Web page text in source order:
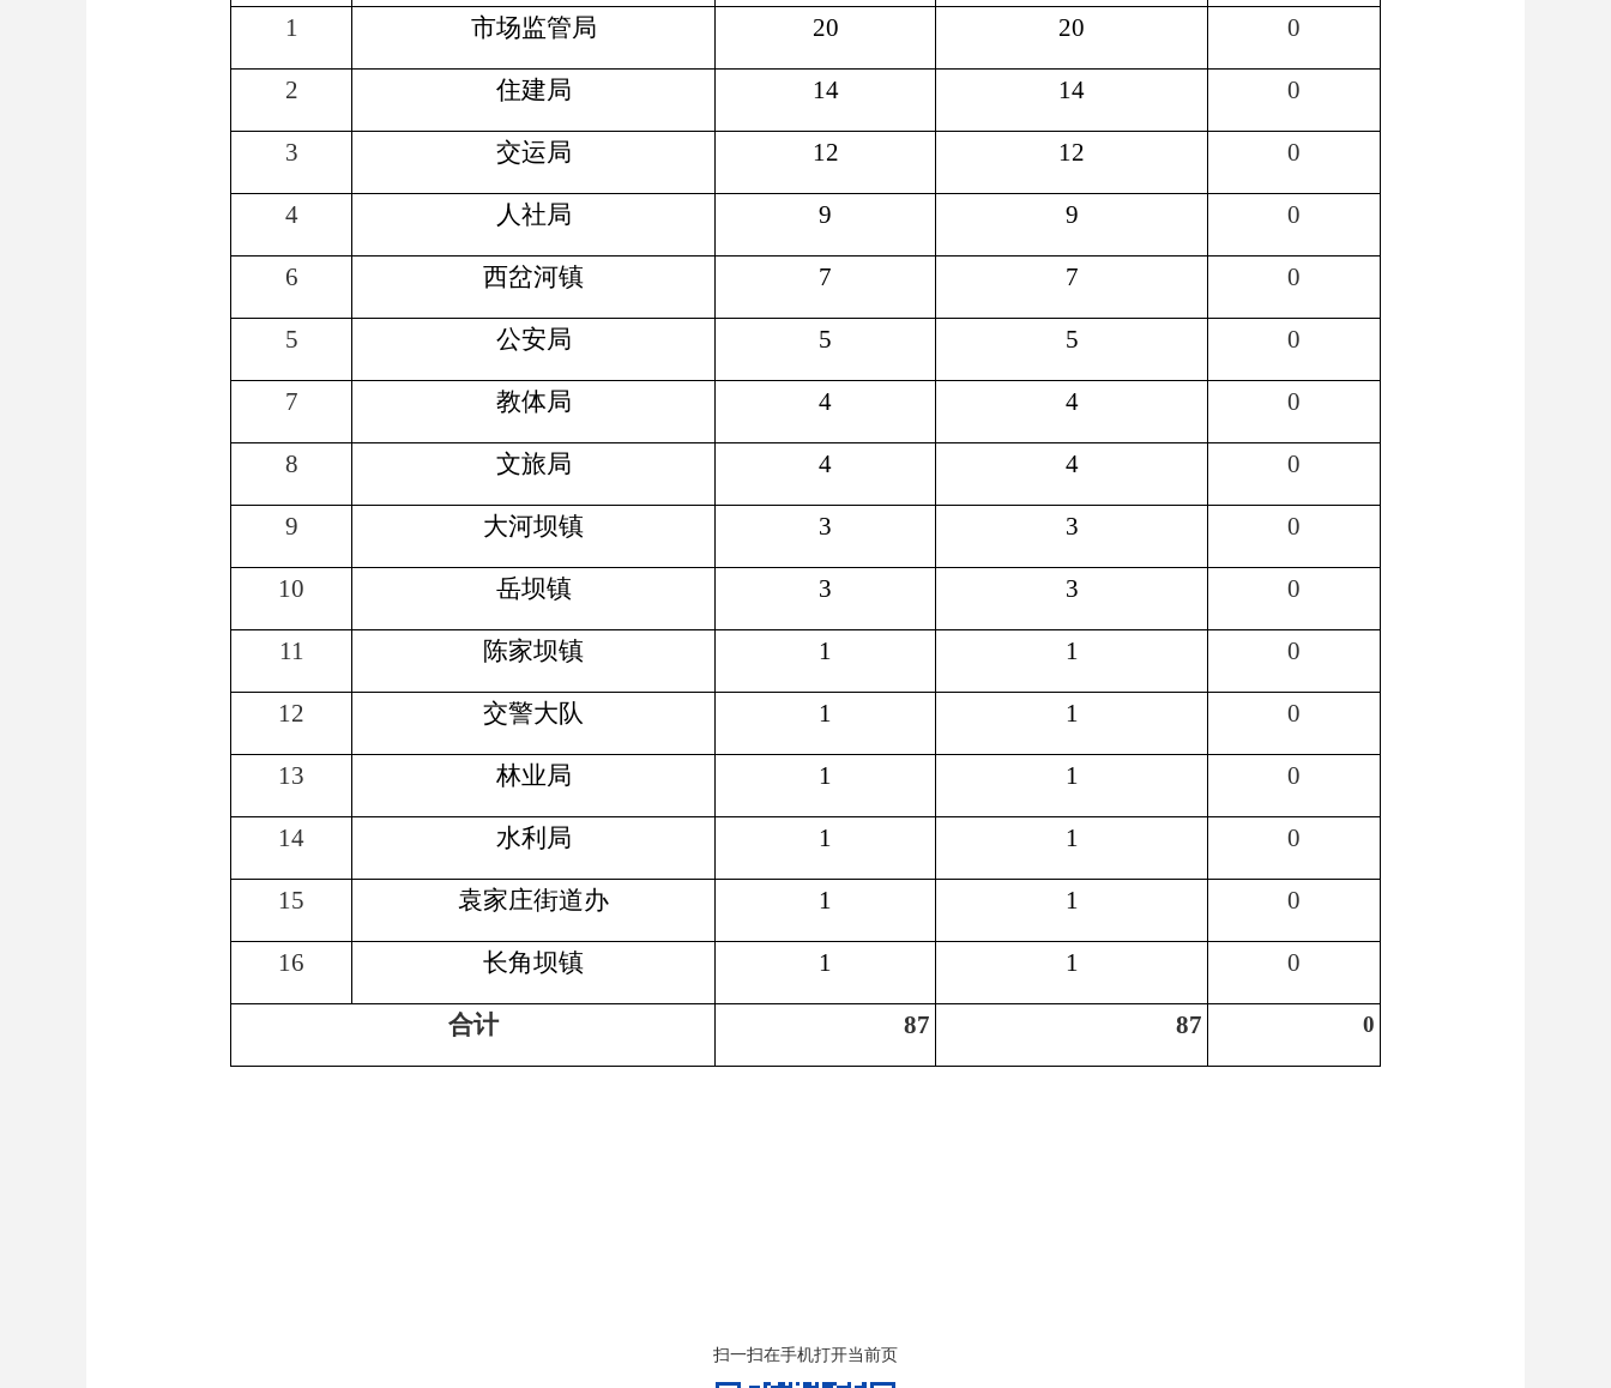
1 市场监管局 20 20 0
2 住建局 14 14 0
3 交运局 12 12 0
4 人社局 9 9 0
6 西岔河镇 7 7 0
5 公安局 5 5 0
7 教体局 4 4 0
8 文旅局 4 4 0
9 大河坝镇 3 3 0
10 岳坝镇 3 3 0
11 陈家坝镇 1 1 0
12 交警大队 1 1 0
13 林业局 1 1 0
14 水利局 1 1 0
15 袁家庄街道办 1 1 0
16 长角坝镇 1 1 0
合计 87 87 0
扫一扫在手机打开当前页